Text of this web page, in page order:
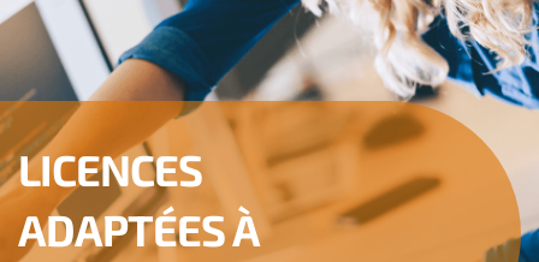
LICENCES
ADAPTÉES À